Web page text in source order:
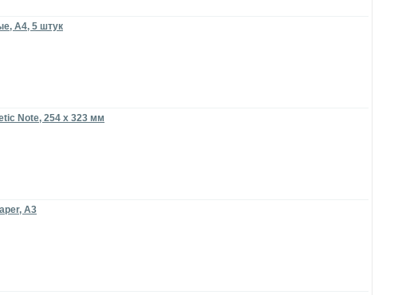
А4, 5 штук
Note, 254 х 323 мм
A3